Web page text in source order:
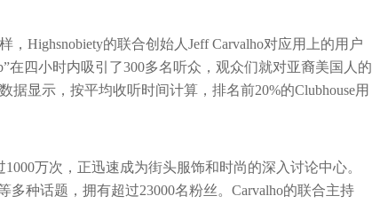
Highsnobiety的联合创始人Jeff Carvalho对应用上的用户
在四小时内吸引了300多名听众，观众们就对亚裔美国人的
据显示，按平均收听时间计算，排名前20%的Clubhouse用
万次，正迅速成为街头服饰和时尚的深入讨论中心。
多种话题，拥有超过23000名粉丝。Carvalho的联合主持